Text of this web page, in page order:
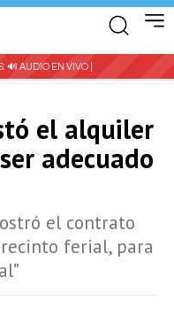
🔊 AUDIO EN VIVO |
el alquiler
adecuado
el contrato
ferial, para